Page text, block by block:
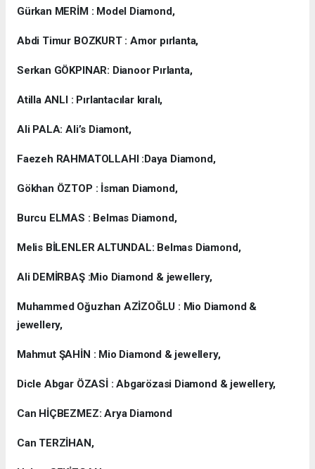
Gürkan MERİM : Model Diamond,
Abdi Timur BOZKURT : Amor pırlanta,
Serkan GÖKPINAR: Dianoor Pırlanta,
Atilla ANLI : Pırlantacılar kıralı,
Ali PALA: Ali’s Diamont,
Faezeh RAHMATOLLAHI :Daya Diamond,
Gökhan ÖZTOP : İsman Diamond,
Burcu ELMAS : Belmas Diamond,
Melis BİLENLER ALTUNDAL: Belmas Diamond,
Ali DEMİRBAŞ :Mio Diamond & jewellery,
Muhammed Oğuzhan AZİZOĞLU : Mio Diamond &
jewellery,
Mahmut ŞAHİN : Mio Diamond & jewellery,
Dicle Abgar ÖZASİ : Abgarözasi Diamond & jewellery,
Can HİÇBEZMEZ: Arya Diamond
Can TERZİHAN,